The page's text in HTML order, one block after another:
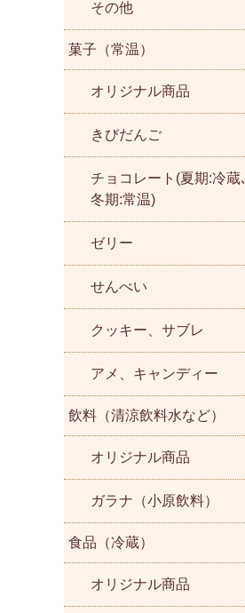
その他
菓子（常温）
オリジナル商品
きびだんご
チョコレート(夏期:冷蔵､
冬期:常温)
ゼリー
せんべい
クッキー、サブレ
アメ、キャンディー
飲料（清涼飲料水など）
オリジナル商品
ガラナ（小原飲料）
食品（冷蔵）
オリジナル商品